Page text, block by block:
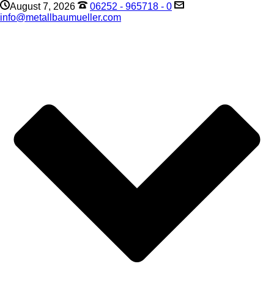
August 7, 2026
06252 - 965718 - 0
info@metallbaumueller.com